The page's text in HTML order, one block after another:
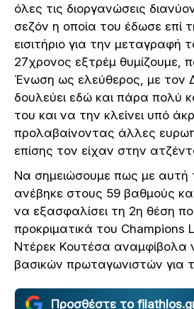
όλες τις διοργανώσεις
σεζόν η οποία του έδωσε επί
εισιτήριο για την μεταγραφή
27χρονος εξτρέμ θυμίζουμε,
Ένωση ως ελεύθερος, με τον
δουλεύει εδώ και πάρα πολύ
του και να την κλείνει υπό
προλαβαίνοντας άλλες
επίσης τον είχαν στην
Να σημειώσουμε πως με αυτή
ανέβηκε στους 59 βαθμούς
να εξασφαλίσει τη 2η θέση
προκριματικά του Champions
Ντέρεκ Κουτέσα αναμφίβολα
βασικών πρωταγωνιστών για
Προσθέστε το